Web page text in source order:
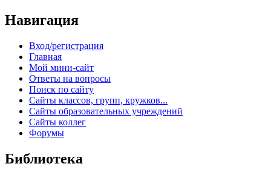
Навигация
Вход/регистрация
Главная
Мой мини-сайт
Ответы на вопросы
Поиск по сайту
Сайты классов, групп, кружков...
Сайты образовательных учреждений
Сайты коллег
Форумы
Библиотека